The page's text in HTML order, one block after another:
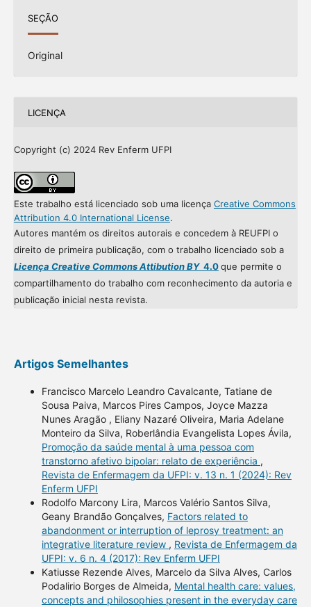
SEÇÃO
Original
LICENÇA
Copyright (c) 2024 Rev Enferm UFPI
Este trabalho está licenciado sob uma licença Creative Commons
Attribution 4.0 International License.
Autores mantém os direitos autorais e concedem à REUFPI o
direito de primeira publicação, com o trabalho licenciado sob a
Licença Creative Commons Attibution BY4.0que permite o
compartilhamento do trabalho com reconhecimento da autoria e
publicação inicial nesta revista.
Artigos Semelhantes
Francisco Marcelo Leandro Cavalcante, Tatiane de
Sousa Paiva, Marcos Pires Campos, Joyce Mazza
Nunes Aragão , Eliany Nazaré Oliveira, Maria Adelane
Monteiro da Silva, Roberlândia Evangelista Lopes Ávila,
Promoção da saúde mental à uma pessoa com
transtorno afetivo bipolar: relato de experiência ,
Revista de Enfermagem da UFPI: v. 13 n. 1 (2024): Rev
Enferm UFPI
Rodolfo Marcony Lira, Marcos Valério Santos Silva,
Geany Brandão Gonçalves, Factors related to
abandonment or interruption of leprosy treatment: an
integrative literature review , Revista de Enfermagem da
UFPI: v. 6 n. 4 (2017): Rev Enferm UFPI
Katiusse Rezende Alves, Marcelo da Silva Alves, Carlos
Podalirio Borges de Almeida, Mental health care: values,
concepts and philosophies present in the everyday care